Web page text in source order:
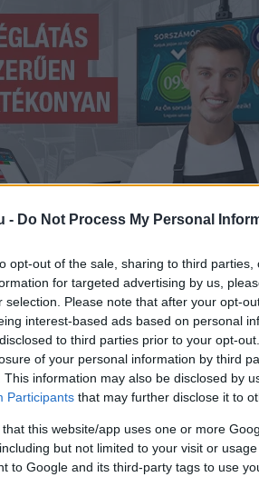
- Do Not Process My Personal
opt-out of the sale, sharing to third
for targeted advertising by us,
selection. Please note that after your opt-
interest-based ads based on personal
to third parties prior to your opt-
of your personal information by third
This information may also be disclosed by
Participants that may further disclose it to
that this website/app uses one or more
but not limited to your visit or
to Google and its third-party tags to use
észleltek az
óvatosságra intik a
a Szögliget és
érkezett újabb
pedig a